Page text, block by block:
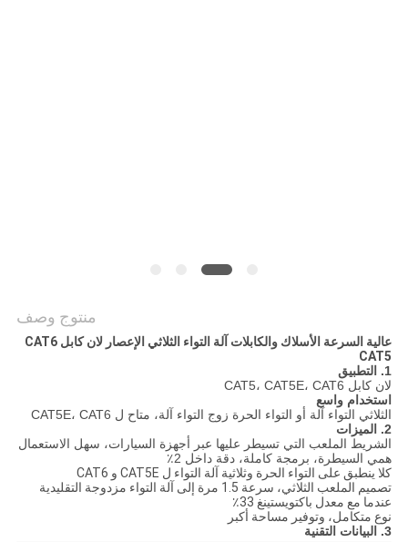
منتوج وصف
عالية السرعة الأسلاك والكابلات آلة التواء الثلاثي الإعصار لان كابل CAT6
CAT5
1. التطبيق
لان كابل CAT5، CAT5E، CAT6
استخدام واسع
الثلاثي التواء آلة أو التواء الحرة زوج التواء آلة، متاح ل CAT5E، CAT6
2. الميزات
الشريط الملعب التي تسيطر عليها عبر أجهزة السيارات، سهل الاستعمال
همي السيطرة، برمجة كاملة، دقة داخل 2٪
كلا ينطبق على التواء الحرة وثلاثية آلة التواء ل CAT5E و CAT6
تصميم الملعب الثلاثي، سرعة 1.5 مرة إلى آلة التواء مزدوجة التقليدية
عندما مع معدل باكتويستينغ 33٪
نوع متكامل، وتوفير مساحة أكبر
3. البيانات التقنية